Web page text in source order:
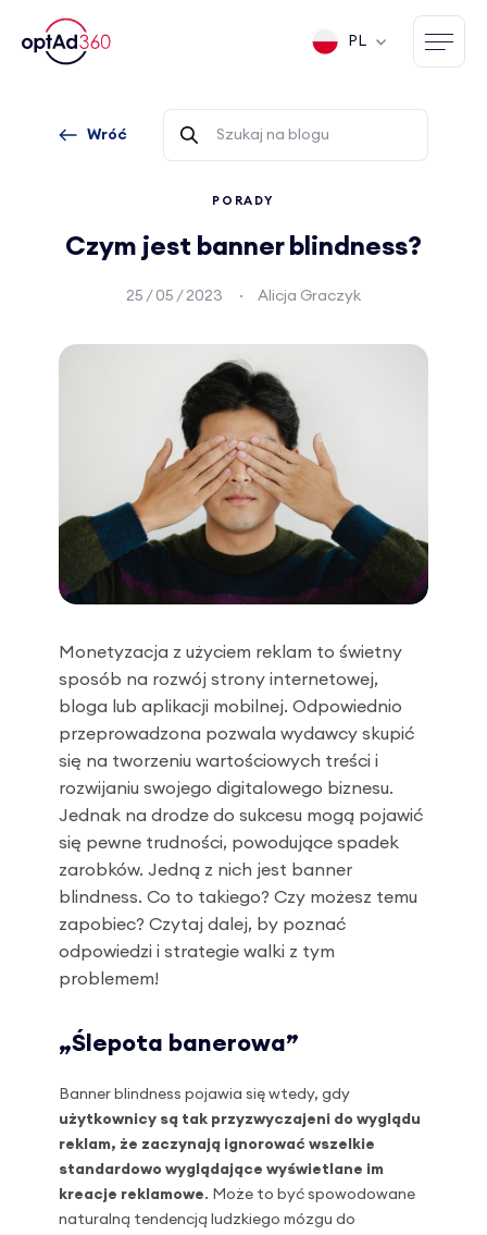
PL
Wróć
PORADY
Czym jest banner blindness?
25 / 05 / 2023 Alicja Graczyk
Monetyzacja z użyciem reklam to świetny
sposób na rozwój strony internetowej,
bloga lub aplikacji mobilnej. Odpowiednio
przeprowadzona pozwala wydawcy skupić
się na tworzeniu wartościowych treści i
rozwijaniu swojego digitalowego biznesu.
Jednak na drodze do sukcesu mogą pojawić
się pewne trudności, powodujące spadek
zarobków. Jedną z nich jest banner
blindness. Co to takiego? Czy możesz temu
zapobiec? Czytaj dalej, by poznać
odpowiedzi i strategie walki z tym
problemem!
„Ślepota banerowa”
Banner blindness pojawia się wtedy, gdy
użytkownicy są tak przyzwyczajeni do wyglądu
reklam, że zaczynają ignorować wszelkie
standardowo wyglądające wyświetlane im
kreacje reklamowe. Może to być spowodowane
naturalną tendencją ludzkiego mózgu do